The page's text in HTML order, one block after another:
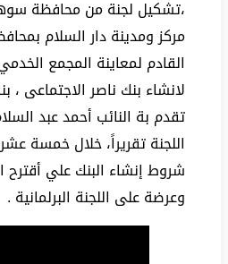
،تشكيل لجنة من محافظة
مركز ومدينة دار السلام
القادم لمعاينة المجمع
لانشاء بنك ناصر الاجتماعى ،
تقدم بة النائب أحمد عبد
اللجنة تقريراً، خلال خمسة
شروط إنشاء البنك علي
وعرضة على اللجنة البرلمانية .